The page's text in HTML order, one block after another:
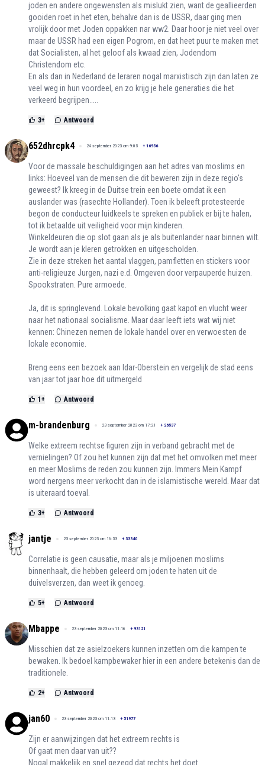
joden en andere ongewensten als mislukt zien, want de geallieerden
gooiden roet in het eten, behalve dan is de USSR, daar ging men
vrolijk door met Joden oppakken nar ww2. Daar hoor je niet veel over
maar de USSR had een eigen Pogrom, en dat heet puur te maken met
dat Socialisten, al het geloof als kwaad zien, Jodendom
Christendom etc.
En als dan in Nederland de leraren nogal marxistisch zijn dan laten ze
veel weg in hun voordeel, en zo krijg je hele generaties die het
verkeerd begrijpen.....
3+ Antwoord
652dhrcpk4 24 september 2023 om 9:05 + 16956
Voor de massale beschuldigingen aan het adres van moslims en
links: Hoeveel van de mensen die dit beweren zijn in deze regio's
geweest? Ik kreeg in de Duitse trein een boete omdat ik een
auslander was (rasechte Hollander). Toen ik beleeft protesteerde
begon de conducteur luidkeels te spreken en publiek er bij te halen,
tot ik betaalde uit veiligheid voor mijn kinderen.
Winkeldeuren die op slot gaan als je als buitenlander naar binnen wilt.
Je wordt aan je kleren getrokken en uitgescholden.
Zie in deze streken het aantal vlaggen, pamfletten en stickers voor
anti-religieuze Jurgen, nazi e.d. Omgeven door verpauperde huizen.
Spookstraten. Pure armoede.
Ja, dit is springlevend. Lokale bevolking gaat kapot en vlucht weer
naar het nationaal socialisme. Maar daar leeft iets wat wij niet
kennen: Chinezen nemen de lokale handel over en verwoesten de
lokale economie.
Breng eens een bezoek aan Idar-Oberstein en vergelijk de stad eens
van jaar tot jaar hoe dit uitmergeld
1 + Antwoord
m-brandenburg 23 september 2023 om 17:21 + 26537
Welke extreem rechtse figuren zijn in verband gebracht met de
vernielingen? Of zou het kunnen zijn dat met het omvolken met meer
en meer Moslims de reden zou kunnen zijn. Immers Mein Kampf
word nergens meer verkocht dan in de islamistische wereld. Maar dat
is uiteraard toeval.
3+ Antwoord
jantje 23 september 2023 om 16:53 + 33340
Correlatie is geen causatie, maar als je miljoenen moslims
binnenhaalt, die hebben geleerd om joden te haten uit de
duivelsverzen, dan weet ik genoeg.
5+ Antwoord
Mbappe 23 september 2023 om 11:16 + 93121
Misschien dat ze asielzoekers kunnen inzetten om die kampen te
bewaken. Ik bedoel kampbewaker hier in een andere betekenis dan de
traditionele.
2+ Antwoord
jan60 23 september 2023 om 11:13 + 51977
Zijn er aanwijzingen dat het extreem rechts is
Of gaat men daar van uit??
Nogal makkelijk en snel gezegd dat rechts het doet